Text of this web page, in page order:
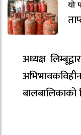
यो
अध्यक्ष
बालबालिकाको